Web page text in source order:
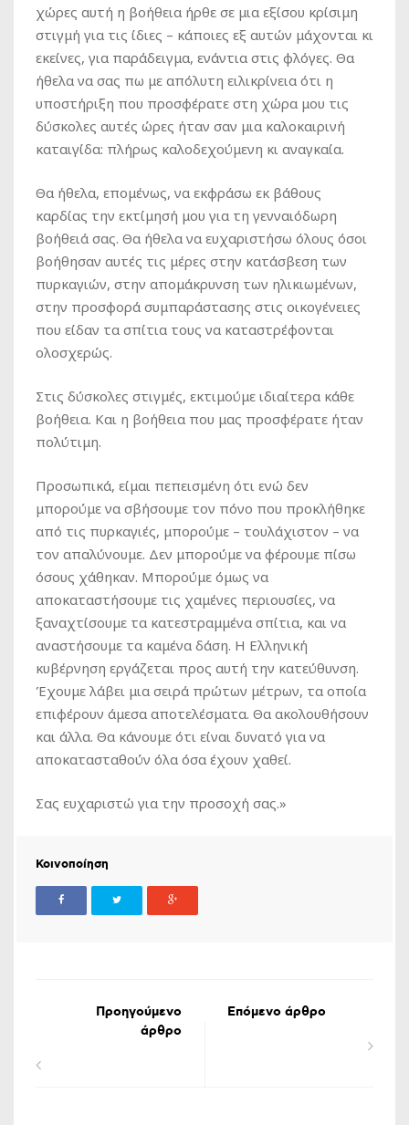
χώρες αυτή η βοήθεια ήρθε σε μια εξίσου κρίσιμη
στιγμή για τις ίδιες – κάποιες εξ αυτών μάχονται κι
εκείνες, για παράδειγμα, ενάντια στις φλόγες. Θα
ήθελα να σας πω με απόλυτη ειλικρίνεια ότι η
υποστήριξη που προσφέρατε στη χώρα μου τις
δύσκολες αυτές ώρες ήταν σαν μια καλοκαιρινή
καταιγίδα: πλήρως καλοδεχούμενη κι αναγκαία.
Θα ήθελα, επομένως, να εκφράσω εκ βάθους
καρδίας την εκτίμησή μου για τη γενναιόδωρη
βοήθειά σας. Θα ήθελα να ευχαριστήσω όλους όσοι
βοήθησαν αυτές τις μέρες στην κατάσβεση των
πυρκαγιών, στην απομάκρυνση των ηλικιωμένων,
στην προσφορά συμπαράστασης στις οικογένειες
που είδαν τα σπίτια τους να καταστρέφονται
ολοσχερώς.
Στις δύσκολες στιγμές, εκτιμούμε ιδιαίτερα κάθε
βοήθεια. Και η βοήθεια που μας προσφέρατε ήταν
πολύτιμη.
Προσωπικά, είμαι πεπεισμένη ότι ενώ δεν
μπορούμε να σβήσουμε τον πόνο που προκλήθηκε
από τις πυρκαγιές, μπορούμε – τουλάχιστον – να
τον απαλύνουμε. Δεν μπορούμε να φέρουμε πίσω
όσους χάθηκαν. Μπορούμε όμως να
αποκαταστήσουμε τις χαμένες περιουσίες, να
ξαναχτίσουμε τα κατεστραμμένα σπίτια, και να
αναστήσουμε τα καμένα δάση. Η Ελληνική
κυβέρνηση εργάζεται προς αυτή την κατεύθυνση.
Έχουμε λάβει μια σειρά πρώτων μέτρων, τα οποία
επιφέρουν άμεσα αποτελέσματα. Θα ακολουθήσουν
και άλλα. Θα κάνουμε ότι είναι δυνατό για να
αποκατασταθούν όλα όσα έχουν χαθεί.
Σας ευχαριστώ για την προσοχή σας.»
Κοινοποίηση
Προηγούμενο
άρθρο
Επόμενο άρθρο